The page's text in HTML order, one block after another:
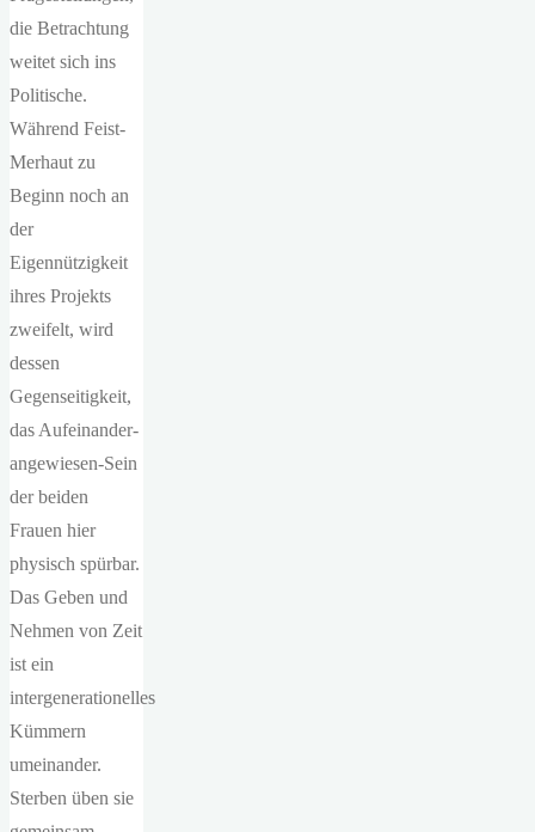
die Betrachtung
weitet sich ins
Politische.
Während Feist-
Merhaut zu
Beginn noch an
der
Eigennützigkeit
ihres Projekts
zweifelt, wird
dessen
Gegenseitigkeit,
das Aufeinander-
angewiesen-Sein
der beiden
Frauen hier
physisch spürbar.
Das Geben und
Nehmen von Zeit
ist ein
intergenerationelles
Kümmern
umeinander.
Sterben üben sie